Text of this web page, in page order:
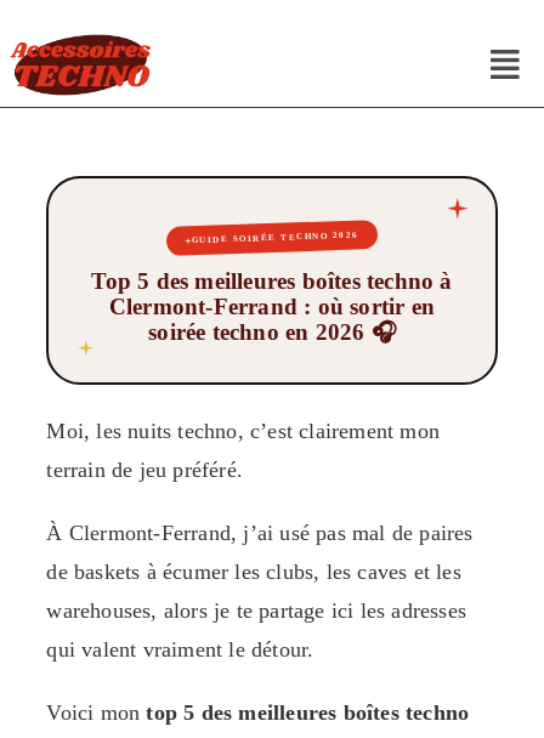
GUIDE SOIRÉE TECHNO 2026
Top 5 des meilleures boîtes techno à
Clermont-Ferrand : où sortir en
soirée techno en 2026 🎧
Moi, les nuits techno, c’est clairement mon
terrain de jeu préféré.
À Clermont-Ferrand, j’ai usé pas mal de paires
de baskets à écumer les clubs, les caves et les
warehouses, alors je te partage ici les adresses
qui valent vraiment le détour.
Voici montop 5 des meilleures boîtes techno